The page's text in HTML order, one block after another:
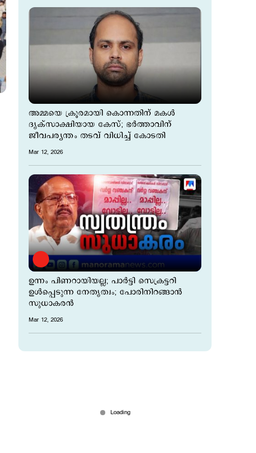
അമ്മയെ ക്രൂരമായി കൊന്നതിന് മകൾ
ദൃക്സാക്ഷിയായ കേസ്; ഭർത്താവിന്
ജീവപര്യന്തം തടവ് വിധിച്ച് കോടതി
Mar 12, 2026
ഉന്നം പിണറായിയല്ല; പാര്‍ട്ടി സെക്രട്ടറി
ഉള്‍പ്പെടുന്ന നേതൃത്വം; പോരിനിറങ്ങാന്‍
സുധാകരന്‍
Mar 12, 2026